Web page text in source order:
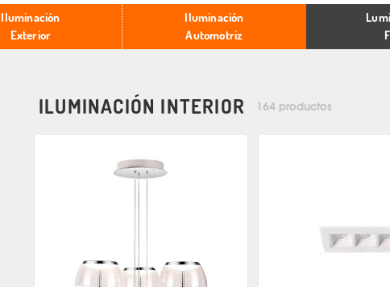
A partir de $599 MXN.
* Aplican restricciones
Términos y condiciones
Políticas de
Iluminación
Exterior
Iluminación
Automotriz
ILUMINACIÓN INTERIOR 164 productos